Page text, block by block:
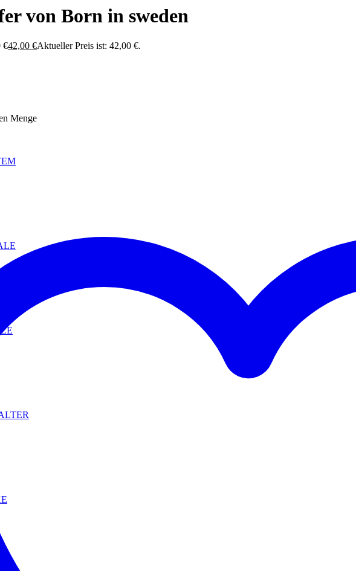
von Born in sweden
€42,00 €Aktueller Preis ist: 42,00 €.
Menge